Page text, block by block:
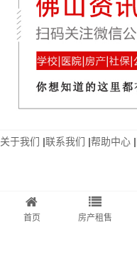
首页 房产租售
关于我们 |联系我们 |帮助中心 |